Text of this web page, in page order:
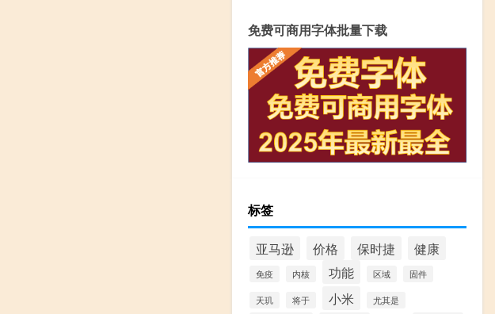
免费可商用字体批量下载
标签
亚马逊 价格 保时捷 健康
免疫 内核 功能 区域 固件
天玑 将于 小米 尤其是